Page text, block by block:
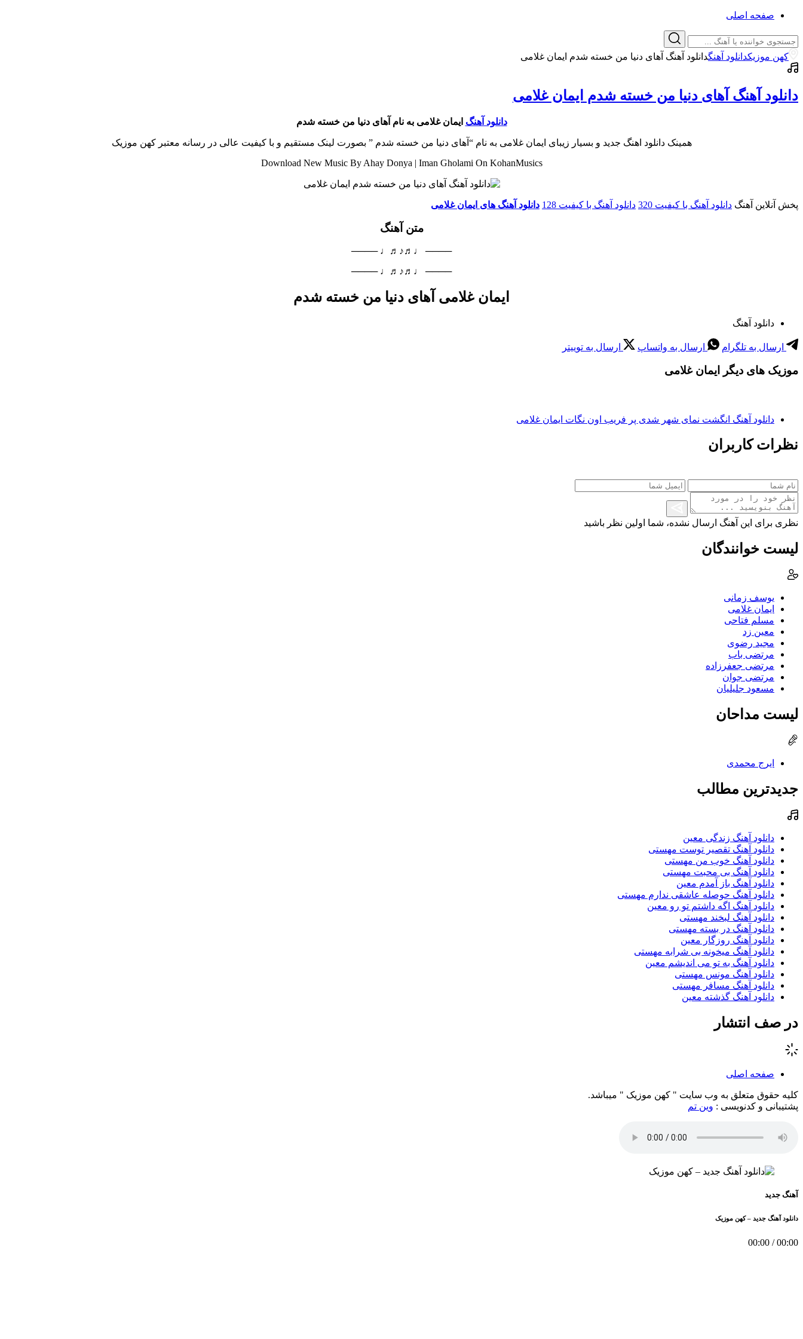
صفحه اصلی
کهن موزیکدانلود آهنگدانلود آهنگ آهای دنیا من خسته شدم ایمان غلامی
دانلود آهنگ آهای دنیا من خسته شدم ایمان غلامی
دانلود آهنگ ایمان غلامی به نام آهای دنیا من خسته شدم
همینک دانلود اهنگ جدید و بسیار زیبای ایمان غلامی به نام “آهای دنیا من خسته شدم ” بصورت لینک مستقیم و با کیفیت عالی در رسانه معتبر کهن موزیک
Download New Music By Ahay Donya | Iman Gholami On KohanMusics
پخش آنلاین آهنگ دانلود آهنگ با کیفیت 320 دانلود آهنگ با کیفیت 128 دانلود آهنگ های ایمان غلامی
متن آهنگ
──── ♩♬♪♬♩ ────
──── ♩♬♪♬♩ ────
ایمان غلامی آهای دنیا من خسته شدم
دانلود آهنگ
ارسال به تلگرام ارسال به واتساپ ارسال به توییتر
موزیک های دیگر ایمان غلامی
دانلود آهنگ انگشت نمای شهر شدی پر فریب اون نگات ایمان غلامی
نظرات کاربران
نظری برای این آهنگ ارسال نشده، شما اولین نظر باشید
لیست خوانندگان
یوسف زمانی
ایمان غلامی
مسلم فتاحی
معین زد
مجید رضوی
مرتضی باب
مرتضی جعفرزاده
مرتضی جوان
مسعود جلیلیان
لیست مداحان
ایرج محمدی
جدیدترین مطالب
دانلود آهنگ زندگی معین
دانلود آهنگ تقصیر توست مهستی
دانلود آهنگ خوب من مهستی
دانلود آهنگ بی محبت مهستی
دانلود آهنگ باز آمدم معین
دانلود آهنگ حوصله عاشقی ندارم مهستی
دانلود آهنگ اگه داشتم تو رو معین
دانلود آهنگ لبخند مهستی
دانلود آهنگ در بسته مهستی
دانلود آهنگ روزگار معین
دانلود آهنگ میخونه بی شرابه مهستی
دانلود آهنگ به تو می اندیشم معین
دانلود آهنگ مونس مهستی
دانلود آهنگ مسافر مهستی
دانلود آهنگ گذشته معین
در صف انتشار
صفحه اصلی
کلیه حقوق متعلق به وب سایت " کهن موزیک " میباشد.
پشتیبانی و کدنویسی : وین تم
آهنگ جدید
دانلود آهنگ جدید – کهن موزیک
00:00
/
00:00